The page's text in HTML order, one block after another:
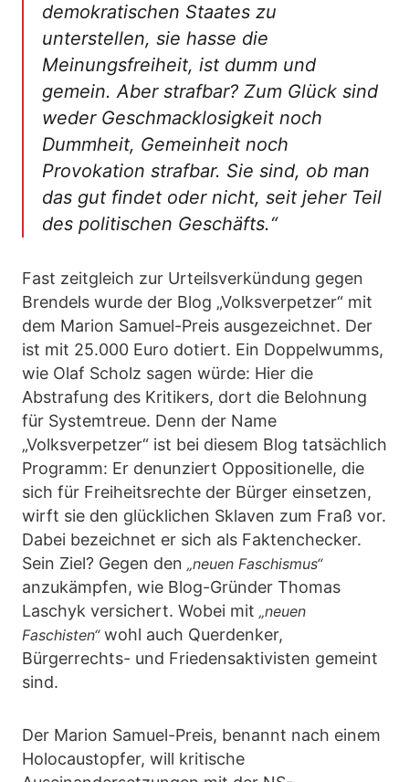
demokratischen Staates zu
unterstellen, sie hasse die
Meinungsfreiheit, ist dumm und
gemein. Aber strafbar? Zum Glück sind
weder Geschmacklosigkeit noch
Dummheit, Gemeinheit noch
Provokation strafbar. Sie sind, ob man
das gut findet oder nicht, seit jeher Teil
des politischen Geschäfts.“
Fast zeitgleich zur Urteilsverkündung gegen
Brendels wurde der Blog „Volksverpetzer“ mit
dem Marion Samuel-Preis ausgezeichnet. Der
ist mit 25.000 Euro dotiert. Ein Doppelwumms,
wie Olaf Scholz sagen würde: Hier die
Abstrafung des Kritikers, dort die Belohnung
für Systemtreue. Denn der Name
„Volksverpetzer“ ist bei diesem Blog tatsächlich
Programm: Er denunziert Oppositionelle, die
sich für Freiheitsrechte der Bürger einsetzen,
wirft sie den glücklichen Sklaven zum Fraß vor.
Dabei bezeichnet er sich als Faktenchecker.
Sein Ziel? Gegen den „neuen Faschismus“
anzukämpfen, wie Blog-Gründer Thomas
Laschyk versichert. Wobei mit „neuen
Faschisten“wohl auch Querdenker,
Bürgerrechts- und Friedensaktivisten gemeint
sind.
Der Marion Samuel-Preis, benannt nach einem
Holocaustopfer, will kritische